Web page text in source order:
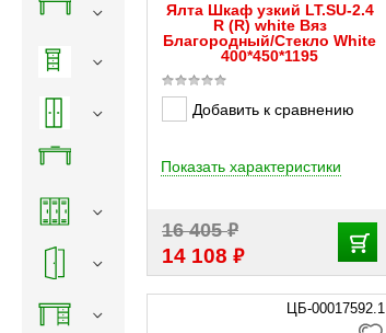
Ялта Шкаф узкий LT.SU-2.4
R (R) white Вяз
Благородный/Стекло White
400*450*1195
Добавить к сравнению
16 405₽
14 108 ₽
Показать характеристики
ЦБ-00017592.1